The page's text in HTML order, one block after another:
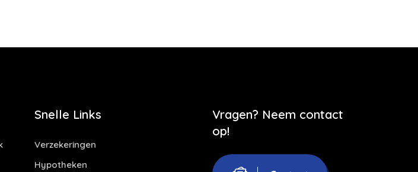
Snelle Links
Verzekeringen
Hypotheken
Vragen? Neem contact
op!